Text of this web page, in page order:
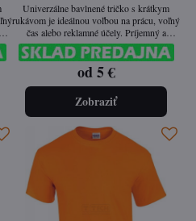
Univerzálne bavlnené tričko s krátkym
rukávom je ideálnou voľbou na prácu, voľný
čas alebo reklamné účely. Príjemný a
priedušný materiál zaisťuje komfort pri
celodennom nosení. Jednoduchý dizajn
umožňuje ľahké kombinovanie s ďalším
oblečením a je vhodný aj na firemné
od 5 €
Zobraziť